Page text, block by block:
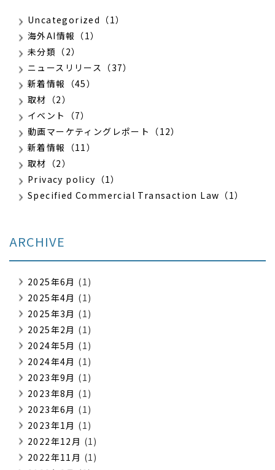
Uncategorized（1）
海外AI情報（1）
未分類（2）
ニュースリリース（37）
新着情報（45）
取材（2）
イベント（7）
動画マーケティングレポート（12）
新着情報（11）
取材（2）
Privacy policy（1）
Specified Commercial Transaction Law（1）
ARCHIVE
2025年6月 (1)
2025年4月 (1)
2025年3月 (1)
2025年2月 (1)
2024年5月 (1)
2024年4月 (1)
2023年9月 (1)
2023年8月 (1)
2023年6月 (1)
2023年1月 (1)
2022年12月 (1)
2022年11月 (1)